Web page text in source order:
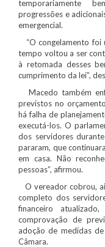
temporariamente
progressões e
emergencial.
“O congelamento foi
tempo voltou a ser
à retomada desses
cumprimento da lei”,
Macedo também
previstos no
há falha de
executá-los. O
dos servidores
pararam, que
em casa. Não
pessoas”, afirmou.
O vereador cobrou,
completo dos
financeiro
comprovação de
adoção de medidas
Câmara.